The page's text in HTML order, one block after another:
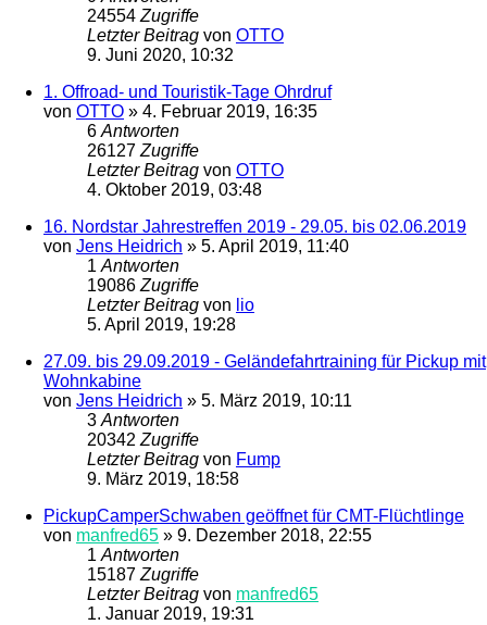
24554 Zugriffe
Letzter Beitrag von OTTO
9. Juni 2020, 10:32
1. Offroad- und Touristik-Tage Ohrdruf
von OTTO » 4. Februar 2019, 16:35
6 Antworten
26127 Zugriffe
Letzter Beitrag von OTTO
4. Oktober 2019, 03:48
16. Nordstar Jahrestreffen 2019 - 29.05. bis 02.06.2019
von Jens Heidrich » 5. April 2019, 11:40
1 Antworten
19086 Zugriffe
Letzter Beitrag von lio
5. April 2019, 19:28
27.09. bis 29.09.2019 - Geländefahrtraining für Pickup mit
Wohnkabine
von Jens Heidrich » 5. März 2019, 10:11
3 Antworten
20342 Zugriffe
Letzter Beitrag von Fump
9. März 2019, 18:58
PickupCamperSchwaben geöffnet für CMT-Flüchtlinge
von manfred65 » 9. Dezember 2018, 22:55
1 Antworten
15187 Zugriffe
Letzter Beitrag von manfred65
1. Januar 2019, 19:31